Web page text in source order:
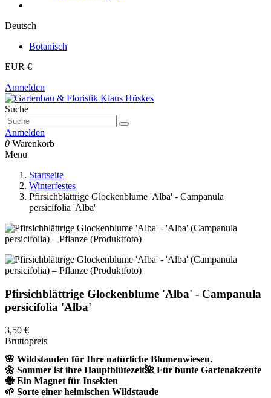
Deutsch
Botanisch
EUR €
Anmelden
Suche
Anmelden
0 Warenkorb
Menu
Startseite
Winterfestes
Pfirsichblättrige Glockenblume 'Alba' - Campanula
persicifolia 'Alba'
Pfirsichblättrige Glockenblume 'Alba' - Campanula
persicifolia 'Alba'
3,50 €
Bruttopreis
🌸 Wildstauden für Ihre natürliche Blumenwiesen.
🌼 Sommer ist ihre Hauptblütezeit🌺 Für bunte Gartenakzente
🐝 Ein Magnet für Insekten
🌱 Sorte einer heimischen Wildstaude